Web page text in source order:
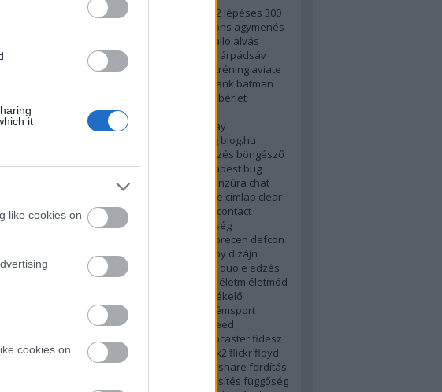
it
like cookies on
cookies on
(effektívrizsa) 100fekvő 2 lépéses 300
addons agymenés
allo alvás
androidandroid instant app
árpádsáv
aspergerasztal autogén tréning aviate
bank batman
bérlet
bikiniszezonbillentyűparancs
billentyűparancsok
birthday
blog blog.hu
böngészés böngésző
bpptvbrainstorming budapest bug
bunkóbush cenzúra chat
címke címlap clear
clock codcombino
contact
cowparadecrashplan
cukorbetegség
debrecen defcon
deliciousdesire digsby dizájn
dolgomvan
drhouse duo e edzés
egérgesztusegészségügy életm életmód
évértékelő
excel2007explorer
extrémsport
eyecandye könyv
feed
felsőoktatásfeltörés fender stratocasterfidesz
fika
film find and run firefox2 flickrfloyd
focifogyasztóvédelem foldershare fordítás
frissítés függőség